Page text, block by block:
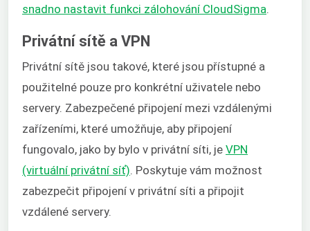
snadno nastavit funkci zálohování CloudSigma.
Privátní sítě a VPN
Privátní sítě jsou takové, které jsou přístupné a
použitelné pouze pro konkrétní uživatele nebo
servery. Zabezpečené připojení mezi vzdálenými
zařízeními, které umožňuje, aby připojení
fungovalo, jako by bylo v privátní síti, je VPN
(virtuální privátní síť) . Poskytuje vám možnost
zabezpečit připojení v privátní síti a připojit
vzdálené servery.